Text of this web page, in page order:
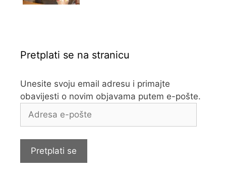
Pretplati se na stranicu
Unesite svoju email adresu i primajte
obavijesti o novim objavama putem e-pošte.
e-
Pretplati se